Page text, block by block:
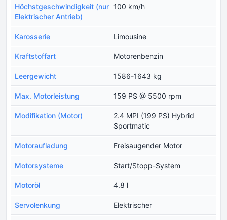
Höchstgeschwindigkeit (nur
Elektrischer Antrieb)
100 km/h
Karosserie Limousine
Kraftstoffart Motorenbenzin
Leergewicht 1586-1643 kg
Max. Motorleistung 159 PS @ 5500 rpm
Modifikation (Motor)
2.4 MPI (199 PS) Hybrid
Sportmatic
Motoraufladung Freisaugender Motor
Motorsysteme Start/Stopp-System
Motoröl 4.8 l
Servolenkung Elektrischer